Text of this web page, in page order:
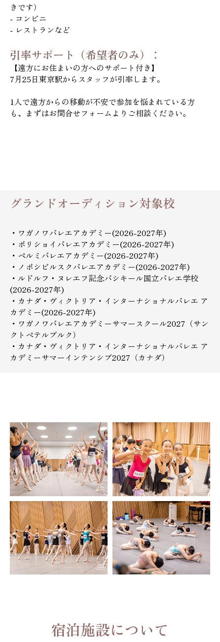
きです）
- コンビニ
- レストランなど
引率サポート（希望者のみ）：
【遠方にお住まいの方へのサポート付き】
7月25日東京駅からスタッフが引率します。
1人で遠方からの移動が不安で参加を悩まれている方
も、まずはお問合せフォームよりご相談ください。
グランドオーディション対象校
・ワガノワバレエアカデミー(2026-2027年)
・ボリショイバレエアカデミー(2026-2027年)
・ペルミバレエアカデミー(2026-2027年)
・ノボシビルスクバレエアカデミー(2026-2027年)
・ルドルフ・ヌレエフ記念バシキール国立バレエ学校
(2026-2027年)
・カナダ・ヴィクトリア・インターナショナルバレエ ア
カデミー(2026-2027年)
・ワガノワバレエアカデミーサマースクール2027（サン
クトペテルブルク）
・カナダ・ヴィクトリア・インターナショナルバレエ ア
カデミーサマーインテンシブ2027（カナダ）
宿泊施設について